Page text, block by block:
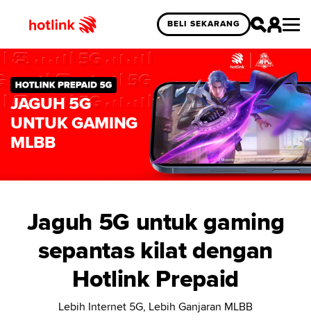
BELI SEKARANG
JAGUH 5G
UNTUK GAMING
MLBB
Jaguh 5G untuk gaming
sepantas kilat dengan
Hotlink Prepaid
Lebih Internet 5G, Lebih Ganjaran MLBB